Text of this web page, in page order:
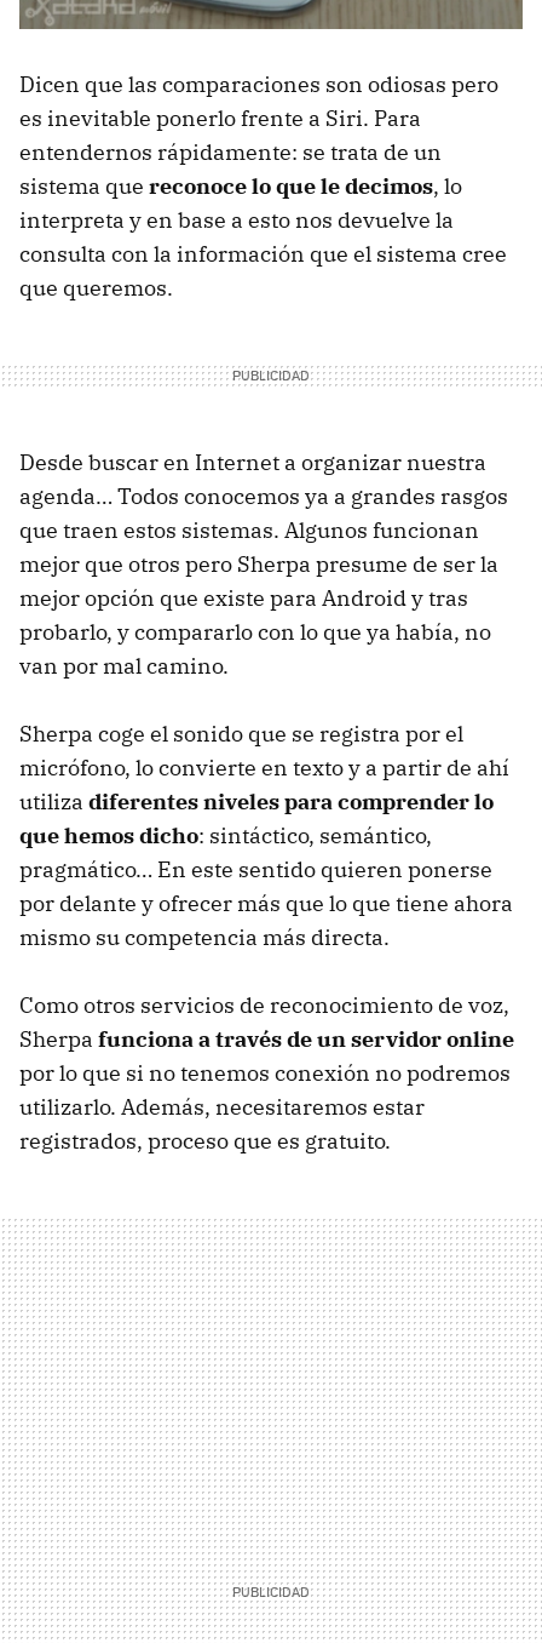
Dicen que las comparaciones son odiosas pero
es inevitable ponerlo frente a Siri. Para
entendernos rápidamente: se trata de un
sistema que reconoce lo que le decimos, lo
interpreta y en base a esto nos devuelve la
consulta con la información que el sistema cree
que queremos.
Desde buscar en Internet a organizar nuestra
agenda… Todos conocemos ya a grandes rasgos
que traen estos sistemas. Algunos funcionan
mejor que otros pero Sherpa presume de ser la
mejor opción que existe para Android y tras
probarlo, y compararlo con lo que ya había, no
van por mal camino.
Sherpa coge el sonido que se registra por el
micrófono, lo convierte en texto y a partir de ahí
utiliza diferentes niveles para comprender lo
que hemos dicho: sintáctico, semántico,
pragmático… En este sentido quieren ponerse
por delante y ofrecer más que lo que tiene ahora
mismo su competencia más directa.
Como otros servicios de reconocimiento de voz,
Sherpa funciona a través de un servidor online
por lo que si no tenemos conexión no podremos
utilizarlo. Además, necesitaremos estar
registrados, proceso que es gratuito.